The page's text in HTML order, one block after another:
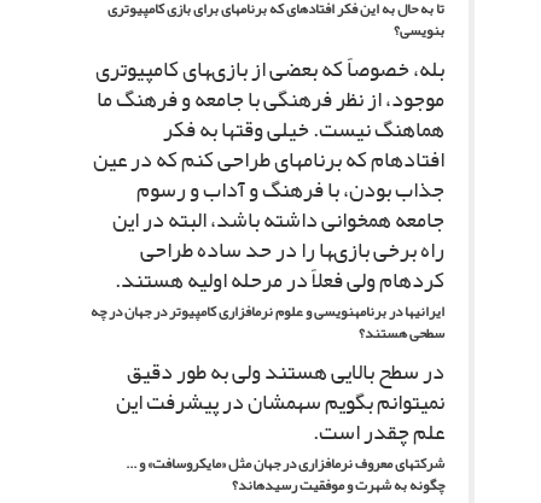
تا به حال به این فکر افتاده‏اى که برنامه‏اى براى بازى کامپیوترى
بنویسى؟
بله، خصوصاً که بعضى از بازى‏هاى کامپیوترى
موجود، از نظر فرهنگى با جامعه و فرهنگ ما
هماهنگ نیست. خیلى وقت‏ها به فکر
افتاده‏ام که برنامه‏اى طراحى کنم که در عین
جذاب بودن، با فرهنگ و آداب و رسوم
جامعه همخوانى داشته باشد، البته در این
راه برخى بازى‏ها را در حد ساده طراحى
کرده‏ام ولى فعلاً در مرحله اولیه هستند.
ایرانى‏ها در برنامه‏نویسى و علوم نرم‏افزارى کامپیوتر در جهان در چه
سطحى هستند؟
در سطح بالایى هستند ولى به طور دقیق
نمى‏توانم بگویم سهم‏شان در پیشرفت این
علم چقدر است.
شرکت‏هاى معروف نرم‏افزارى در جهان مثل «مایکروسافت» و ...
چگونه به شهرت و موفقیت رسیده‏اند؟